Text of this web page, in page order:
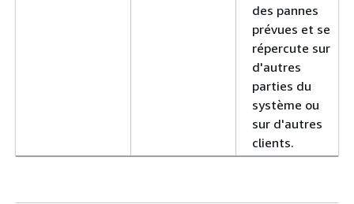
des pannes
prévues et se
répercute sur
d'autres
parties du
système ou
sur d'autres
clients.